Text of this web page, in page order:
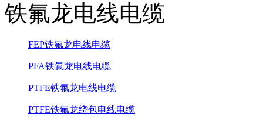
铁氟龙电线电缆
FEP铁氟龙电线电缆
PFA铁氟龙电线电缆
PTFE铁氟龙电线电缆
PTFE铁氟龙绕包电线电缆